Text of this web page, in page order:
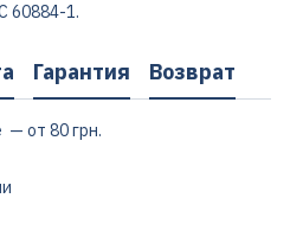
60884-1.
Гарантия Возврат
— от 80 грн.